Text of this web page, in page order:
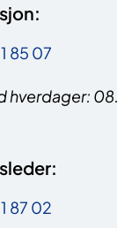
85 07
hverdager:
87 02